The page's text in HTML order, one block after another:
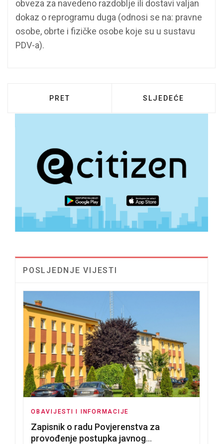
obveza za navedeno razdoblje ili dostavi valjan
dokaz o reprogramu duga (odnosi se na: pravne
osobe, obrte i fizičke osobe koje su u sustavu
PDV-a).
PRETHODNI ČLANAK: OBAVIJEST
PRET SLJEDEĆI ČLANAK:
SLJEDEĆE
POSLJEDNJE VIJESTI
OBAVIJESTI I INFORMACIJE
Zapisnik o radu Povjerenstva za
provođenje postupka javnog